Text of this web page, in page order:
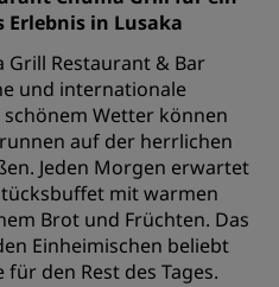
in Lusaka
Grill Restaurant & Bar
und internationale
schönem Wetter können
auf der herrlichen
Jeden Morgen erwartet
mit warmen
Brot und Früchten. Das
Einheimischen beliebt
den Rest des Tages.